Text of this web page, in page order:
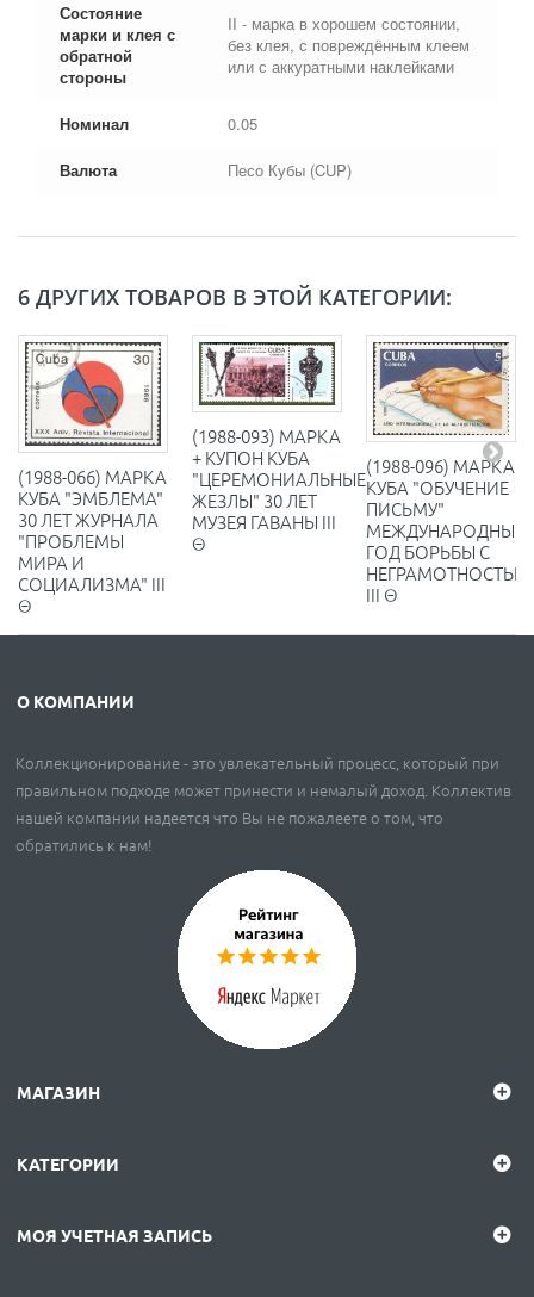
Состояние
марки и клея с
обратной
стороны
II - марка в хорошем состоянии,
без клея, с повреждённым клеем
или с аккуратными наклейками
Номинал 0.05
Валюта Песо Кубы (CUP)
6 ДРУГИХ ТОВАРОВ В ЭТОЙ КАТЕГОРИИ:
(1988-066) МАРКА
КУБА "ЭМБЛЕМА"
30 ЛЕТ ЖУРНАЛА
"ПРОБЛЕМЫ
МИРА И
СОЦИАЛИЗМА" III
Θ
(1988-093) МАРКА
+ КУПОН КУБА
"ЦЕРЕМОНИАЛЬНЫЕ
ЖЕЗЛЫ" 30 ЛЕТ
МУЗЕЯ ГАВАНЫ III
Θ
(1988-096) МАРКА
КУБА "ОБУЧЕНИЕ
ПИСЬМУ"
МЕЖДУНАРОДНЫЙ
ГОД БОРЬБЫ С
НЕГРАМОТНОСТЬЮ
III Θ
О КОМПАНИИ
Коллекционирование - это увлекательный процесс, который при
правильном подходе может принести и немалый доход. Коллектив
нашей компании надеется что Вы не пожалеете о том, что
обратились к нам!
МАГАЗИН
КАТЕГОРИИ
МОЯ УЧЕТНАЯ ЗАПИСЬ